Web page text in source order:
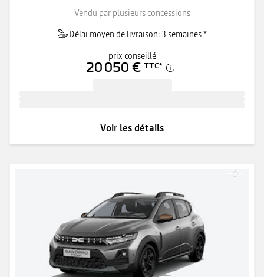
Vendu par plusieurs concessions
Délai moyen de livraison: 3 semaines *
prix conseillé
20 050 € TTC*
Voir les détails